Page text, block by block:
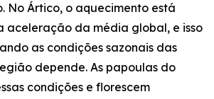
No Ártico, o aquecimento está
aceleração da média global, e isso
as condições sazonais das
depende. As papoulas do
condições e florescem